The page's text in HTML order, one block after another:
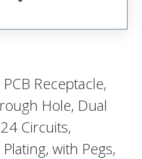
Receptacle,
Hole, Dual
Circuits,
with Pegs,